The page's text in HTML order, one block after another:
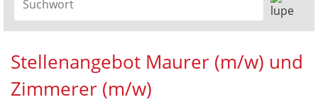
Stellenangebot Maurer (m/w) und
Zimmerer (m/w)